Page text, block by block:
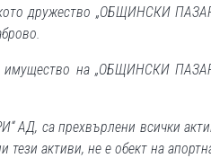
дружество „ОБЩИНСКИ
имущество на „ОБЩИНСКИ
АД, са прехвърлени всички
активи, не е обект на